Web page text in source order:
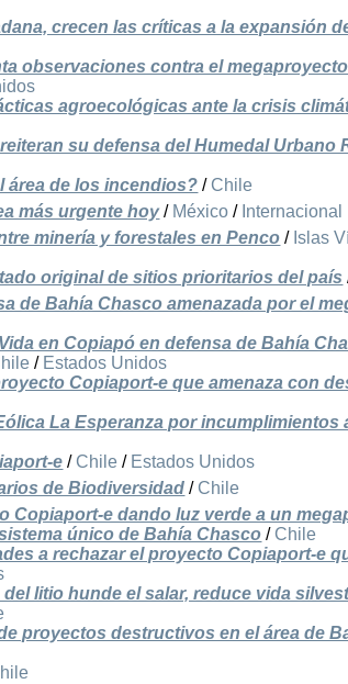
crecen las críticas a la expansión
observaciones contra el
agroecológicas ante la crisis
su defensa del Humedal Urbano
área de los incendios? / Chile
más urgente hoy/ México / Internacional
minería y forestales en Penco / Islas
original de sitios prioritarios del país
de Bahía Chasco amenazada por el
en Copiapó en defensa de Bahía
/ Estados Unidos
Copiaport-e que amenaza con
La Esperanza por incumplimientos
e / Chile / Estados Unidos
de Biodiversidad / Chile
Copiaport-e dando luz verde a un
único de Bahía Chasco / Chile
a rechazar el proyecto Copiaport-e
litio hunde el salar, reduce vida
proyectos destructivos en el área de